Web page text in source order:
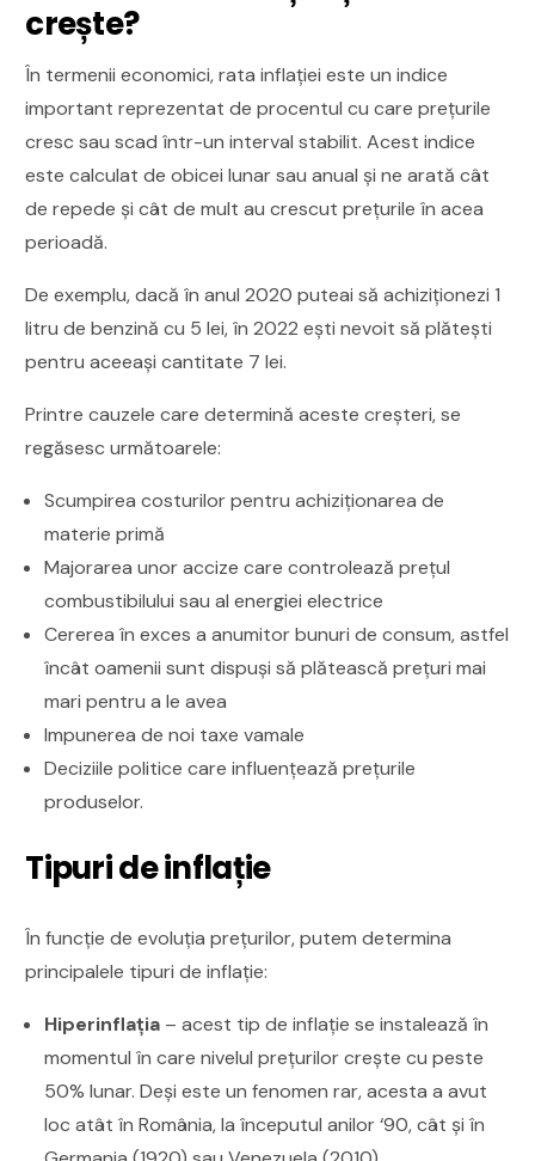
crește?
În termenii economici, rata inflației este un indice
important reprezentat de procentul cu care prețurile
cresc sau scad într-un interval stabilit. Acest indice
este calculat de obicei lunar sau anual și ne arată cât
de repede și cât de mult au crescut prețurile în acea
perioadă.
De exemplu, dacă în anul 2020 puteai să achiziționezi 1
litru de benzină cu 5 lei, în 2022 ești nevoit să plătești
pentru aceeași cantitate 7 lei.
Printre cauzele care determină aceste creșteri, se
regăsesc următoarele:
Scumpirea costurilor pentru achiziționarea de
materie primă
Majorarea unor accize care controlează prețul
combustibilului sau al energiei electrice
Cererea în exces a anumitor bunuri de consum, astfel
încât oamenii sunt dispuși să plătească prețuri mai
mari pentru a le avea
Impunerea de noi taxe vamale
Deciziile politice care influențează prețurile
produselor.
Tipuri de inflație
În funcție de evoluția prețurilor, putem determina
principalele tipuri de inflație:
Hiperinflația – acest tip de inflație se instalează în
momentul în care nivelul prețurilor crește cu peste
50% lunar. Deși este un fenomen rar, acesta a avut
loc atât în România, la începutul anilor ‘90, cât și în